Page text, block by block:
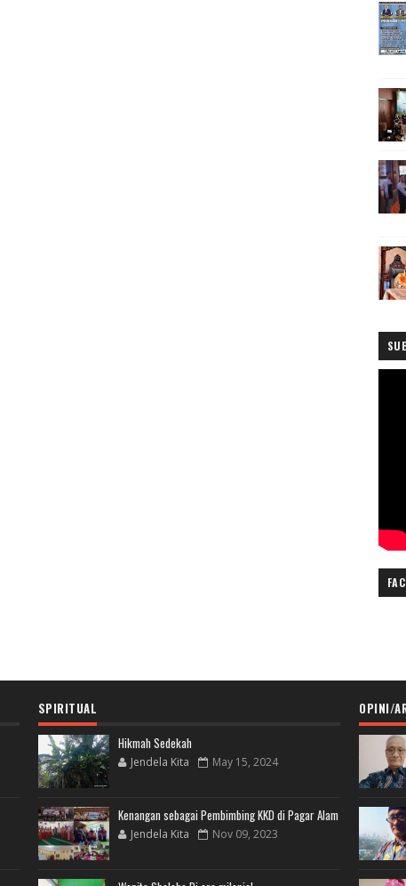
SPIRITUAL
Hikmah Sedekah
Jendela Kita May 15, 2024
Kenangan sebagai Pembimbing KKD di Pagar Alam
Jendela Kita Nov 09, 2023
OPINI/